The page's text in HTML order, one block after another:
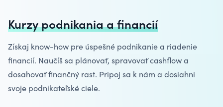
Kurzy podnikania a financií
Získaj know-how pre úspešné podnikanie a riadenie
financií. Naučíš sa plánovať, spravovať cashflow a
dosahovať finančný rast. Pripoj sa k nám a dosiahni
svoje podnikateľské ciele.